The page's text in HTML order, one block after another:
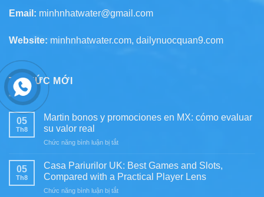
Email: minhnhatwater@gmail.com
Website: minhnhatwater.com, dailynuocquan9.com
TIN TỨC MỚI
05
Th8
Martin bonos y promociones en MX: cómo evaluar
su valor real
Chức năng bình luận bị tắtở
bonos
y
promociones
en
05
Th8
Casa Pariurilor UK: Best Games and Slots,
Compared with a Practical Player Lens
Chức năng bình luận bị tắtở